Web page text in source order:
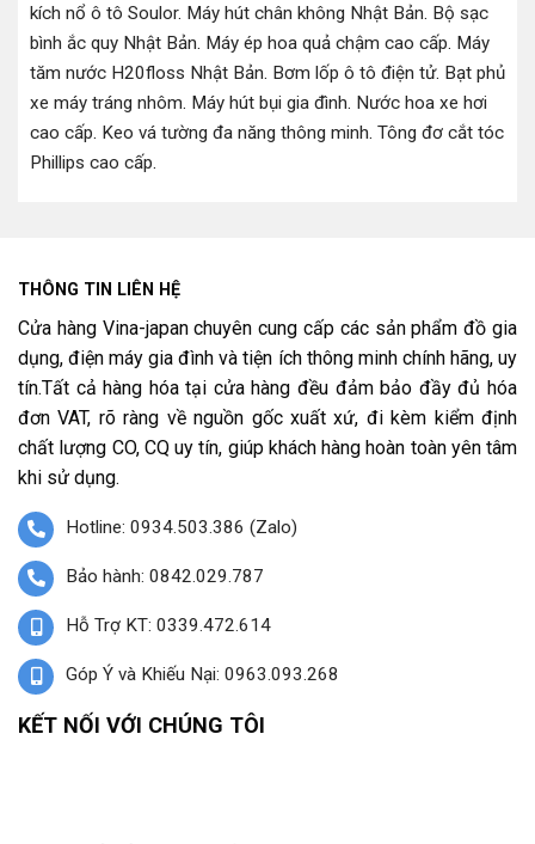
kích nổ ô tô Soulor. Máy hút chân không Nhật Bản. Bộ sạc
bình ắc quy Nhật Bản. Máy ép hoa quả chậm cao cấp. Máy
tăm nước H20floss Nhật Bản. Bơm lốp ô tô điện tử. Bạt phủ
xe máy tráng nhôm. Máy hút bụi gia đình. Nước hoa xe hơi
cao cấp. Keo vá tường đa năng thông minh. Tông đơ cắt tóc
Phillips cao cấp.
THÔNG TIN LIÊN HỆ
Cửa hàng Vina-japan chuyên cung cấp các sản phẩm đồ gia
dụng, điện máy gia đình và tiện ích thông minh chính hãng, uy
tín.Tất cả hàng hóa tại cửa hàng đều đảm bảo đầy đủ hóa
đơn VAT, rõ ràng về nguồn gốc xuất xứ, đi kèm kiểm định
chất lượng CO, CQ uy tín, giúp khách hàng hoàn toàn yên tâm
khi sử dụng.
Hotline: 0934.503.386 (Zalo)
Bảo hành: 0842.029.787
Hỗ Trợ KT: 0339.472.614
Góp Ý và Khiếu Nại: 0963.093.268
KẾT NỐI VỚI CHÚNG TÔI